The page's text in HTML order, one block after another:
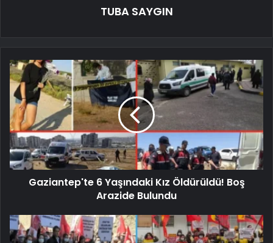
TUBA SAYGIN
Gaziantep'te 6 Yaşındaki Kız Öldürüldü! Boş
Arazide Bulundu